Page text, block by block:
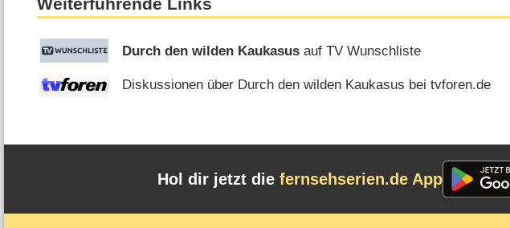
Durch den wilden Kaukasus auf TV Wunschliste
Diskussionen über Durch den wilden Kaukasus bei tvforen.de
Hol dir jetzt die fernsehserien.de App